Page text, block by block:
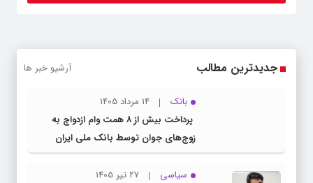
جدیدترین مطالب آرشیو خبر ها
بانک
14 مرداد 1405
پرداخت بیش از ۸ همت وام ازدواج به
زوج‌های جوان توسط بانک ملی ایران
سیاسی
27 تیر 1405